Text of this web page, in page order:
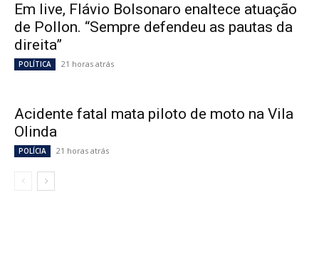
Em live, Flávio Bolsonaro enaltece atuação
de Pollon. “Sempre defendeu as pautas da
direita”
POLÍTICA 21 horas atrás
Acidente fatal mata piloto de moto na Vila
Olinda
POLÍCIA 21 horas atrás